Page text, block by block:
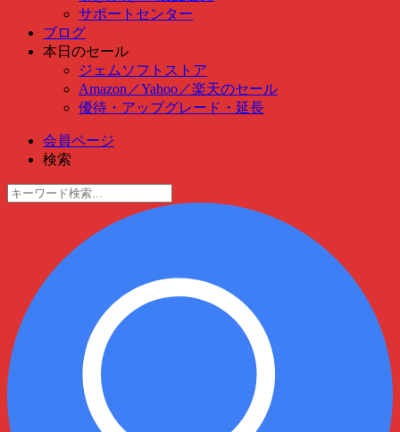
サポートセンター
ブログ
本日のセール
ジェムソフトストア
Amazon ／Yahoo ／楽天のセール
優待・アップグレード・延長
会員ページ
検索